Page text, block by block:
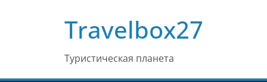
Travelbox27
Туристическая планета